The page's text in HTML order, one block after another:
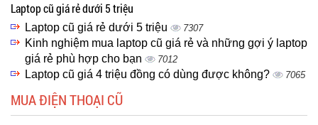
Laptop cũ giá rẻ dưới 5 triệu
Laptop cũ giá rẻ dưới 5 triệu 7307
Kinh nghiệm mua laptop cũ giá rẻ và những gợi ý laptop
giá rẻ phù hợp cho bạn
7012
Laptop cũ giá 4 triệu đồng có dùng được không? 7065
MUA ĐIỆN THOẠI CŨ